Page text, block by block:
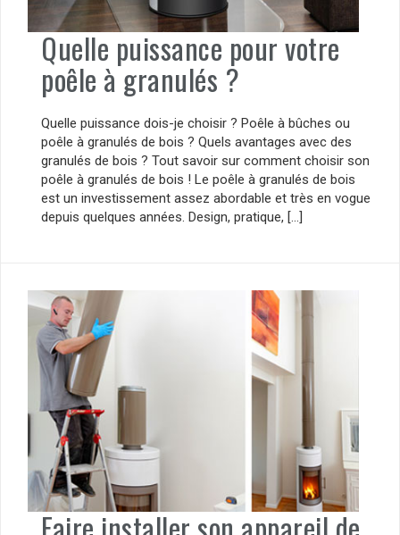
Quelle puissance pour votre
poêle à granulés ?
Quelle puissance dois-je choisir ? Poêle à bûches ou
poêle à granulés de bois ? Quels avantages avec des
granulés de bois ? Tout savoir sur comment choisir son
poêle à granulés de bois ! Le poêle à granulés de bois
est un investissement assez abordable et très en vogue
depuis quelques années. Design, pratique, […]